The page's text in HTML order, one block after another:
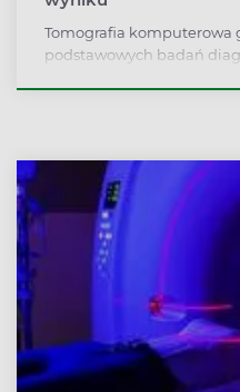
Tomografia komputerowa
podstawowych badań
układu nerwowego, ale
zatok przynosowych.
wykonania tomografii
interpretować wynik